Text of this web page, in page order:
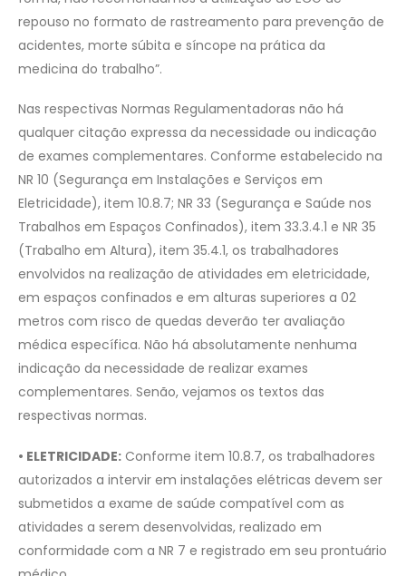
repouso no formato de rastreamento para prevenção de
acidentes, morte súbita e síncope na prática da
medicina do trabalho”.
Nas respectivas Normas Regulamentadoras não há
qualquer citação expressa da necessidade ou indicação
de exames complementares. Conforme estabelecido na
NR 10 (Segurança em Instalações e Serviços em
Eletricidade), item 10.8.7; NR 33 (Segurança e Saúde nos
Trabalhos em Espaços Confinados), item 33.3.4.1 e NR 35
(Trabalho em Altura), item 35.4.1, os trabalhadores
envolvidos na realização de atividades em eletricidade,
em espaços confinados e em alturas superiores a 02
metros com risco de quedas deverão ter avaliação
médica específica. Não há absolutamente nenhuma
indicação da necessidade de realizar exames
complementares. Senão, vejamos os textos das
respectivas normas.
• ELETRICIDADE: Conforme item 10.8.7, os trabalhadores
autorizados a intervir em instalações elétricas devem ser
submetidos a exame de saúde compatível com as
atividades a serem desenvolvidas, realizado em
conformidade com a NR 7 e registrado em seu prontuário